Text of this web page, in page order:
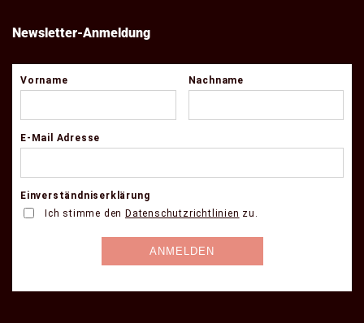
Newsletter-Anmeldung